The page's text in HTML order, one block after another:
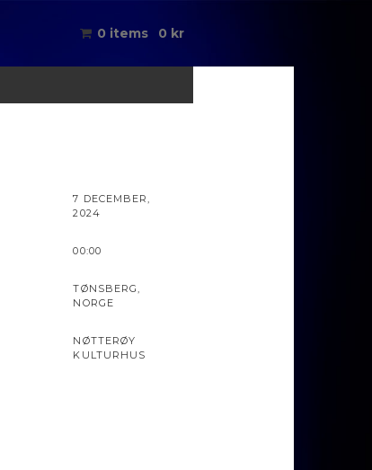
0 items 0 kr
7 DECEMBER,
2024
00:00
TØNSBERG,
NORGE
NØTTERØY
KULTURHUS